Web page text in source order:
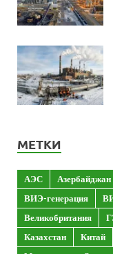
МЕТКИ
АЭС Азербайджан
ВИЭ-генерация
Великобритания
Казахстан
Китай